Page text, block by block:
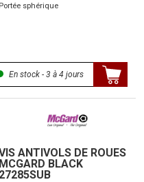
Portée sphérique
En stock - 3 à 4 jours
ANTIVOLS DE ROUES
MCGARD BLACK
27285SUB